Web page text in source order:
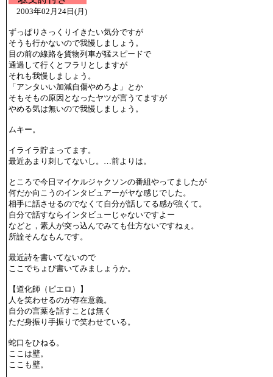
2003年02月24日(月)
ずっぱりさっくりイきたい気分ですが
そうも行かないので我慢しましょう。
目の前の線路を貨物列車が猛スピードで
通過して行くとフラリとしますが
それも我慢しましょう。
「アンタいい加減自傷やめろよ」とか
そもそもの原因となったヤツが言うてますが
やめる気は無いので我慢しましょう。
ムキー。
イライラ貯まってます。
最近あまり刺してないし。…前よりは。
ところで今日マイケルジャクソンの番組やってましたが
何だか向こうのインタビュアーがヤな感じでした。
相手に話させるのでなくて自分が話してる感が強くて。
自分で話すならインタビューじゃないですよー
などと，素人が突っ込んでみても仕方ないですねぇ。
所詮そんなもんです。
最近詩を書いてないので
ここでちょび書いてみましょうか。
【道化師（ピエロ）】
人を笑わせるのが存在意義。
自分の言葉を話すことは無く
ただ身振り手振りで笑わせている。
蛇口をひねる。
ここは壁。
ここも壁。